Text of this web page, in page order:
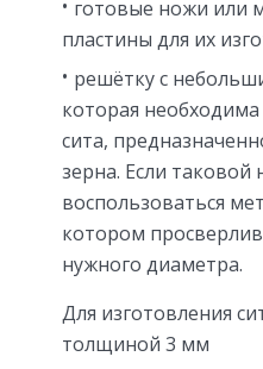
готовые ножи или
пластины для их
решётку с
которая
сита,
зерна. Если
воспользоваться
котором
нужного диаметра.
Для изготовления
толщиной 3 мм